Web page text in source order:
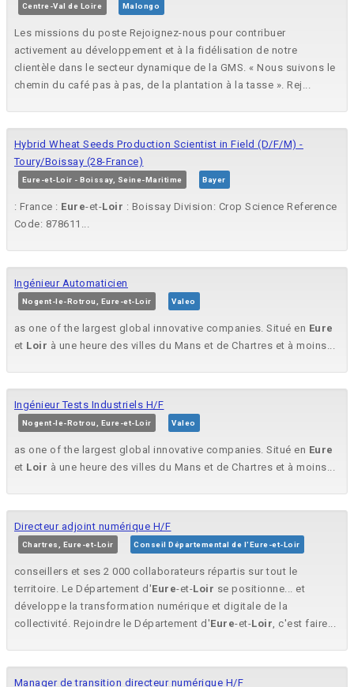
Centre-Val de Loire Malongo
Les missions du poste Rejoignez-nous pour contribuer
activement au développement et à la fidélisation de notre
clientèle dans le secteur dynamique de la GMS. « Nous suivons le
chemin du café pas à pas, de la plantation à la tasse ». Rej...
Hybrid Wheat Seeds Production Scientist in Field (D/F/M) -
Toury/Boissay (28-France)
Eure-et-Loir - Boissay, Seine-Maritime Bayer
: France : Eure-et-Loir : Boissay Division: Crop Science Reference
Code: 878611...
Ingénieur Automaticien
Nogent-le-Rotrou, Eure-et-Loir Valeo
as one of the largest global innovative companies. Situé en Eure
et Loir à une heure des villes du Mans et de Chartres et à moins...
Ingénieur Tests Industriels H/F
Nogent-le-Rotrou, Eure-et-Loir Valeo
as one of the largest global innovative companies. Situé en Eure
et Loir à une heure des villes du Mans et de Chartres et à moins...
Directeur adjoint numérique H/F
Chartres, Eure-et-Loir Conseil Départemental de l'Eure-et-Loir
conseillers et ses 2 000 collaborateurs répartis sur tout le
territoire. Le Département d'Eure-et-Loir se positionne... et
développe la transformation numérique et digitale de la
collectivité. Rejoindre le Département d'Eure-et-Loir, c'est faire...
Manager de transition directeur numérique H/F